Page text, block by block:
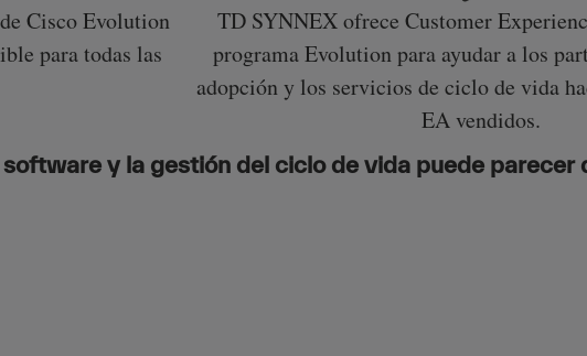
Cisco Evolution
para todas las
TD SYNNEX ofrece Customer
programa Evolution para ayudar a los
adopción y los servicios de ciclo de vida
EA vendidos.
y la gestión del ciclo de vida puede parecer